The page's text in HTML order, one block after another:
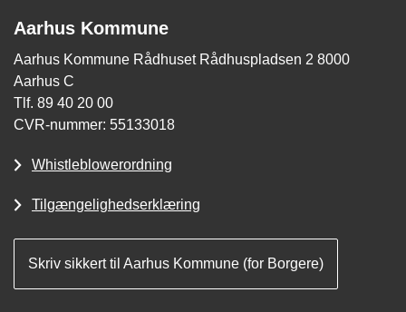
Aarhus Kommune
Aarhus Kommune Rådhuset Rådhuspladsen 2 8000
Aarhus C
Tlf. 89 40 20 00
CVR-nummer: 55133018
Whistleblowerordning
Tilgængelighedserklæring
Skriv sikkert til Aarhus Kommune (for Borgere)